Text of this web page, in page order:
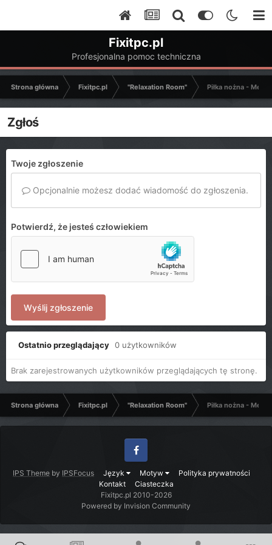
Fixitpc.pl
Profesjonalna pomoc techniczna
Strona główna Fixitpc.pl "Relaxation Room" Piłka nożna -
Zgłoś
Twoje zgłoszenie
Opcjonalnie możesz dodać wiadomość do zgłoszenia.
Potwierdź, że jesteś człowiekiem
Wyślij zgłoszenie
Ostatnio przeglądający 0 użytkowników
Brak zarejestrowanych użytkowników przeglądających tę stronę.
Strona główna Fixitpc.pl "Relaxation Room" Piłka nożna -
IPS Theme by IPSFocus Język Motyw
Polityka prywatności
Kontakt
Ciasteczka
Facebook
Fixitpc.pl 2010-2026
Powered by Invision Community